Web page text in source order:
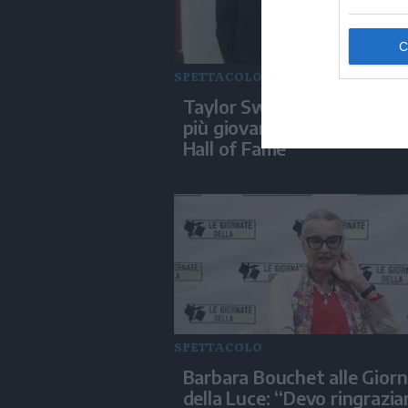
SPETTACOLO
Taylor Swift diventa la
più giovane nella
Hall of Fame
SPETTACOLO
Barbara Bouchet alle
della Luce: “Devo